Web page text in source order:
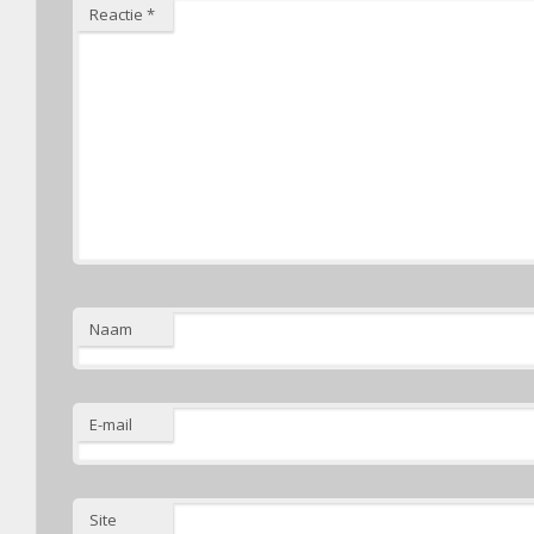
Reactie *
Naam
E-mail
Site